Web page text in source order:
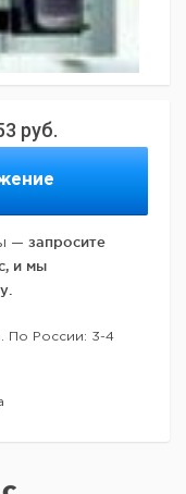
руб.
— запросите
и мы
По России: 3-4